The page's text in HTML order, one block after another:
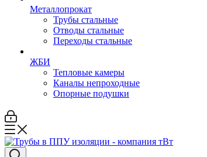
Металлопрокат
Трубы стальные
Отводы стальные
Переходы стальные
ЖБИ
Тепловые камеры
Каналы непроходные
Опорные подушки